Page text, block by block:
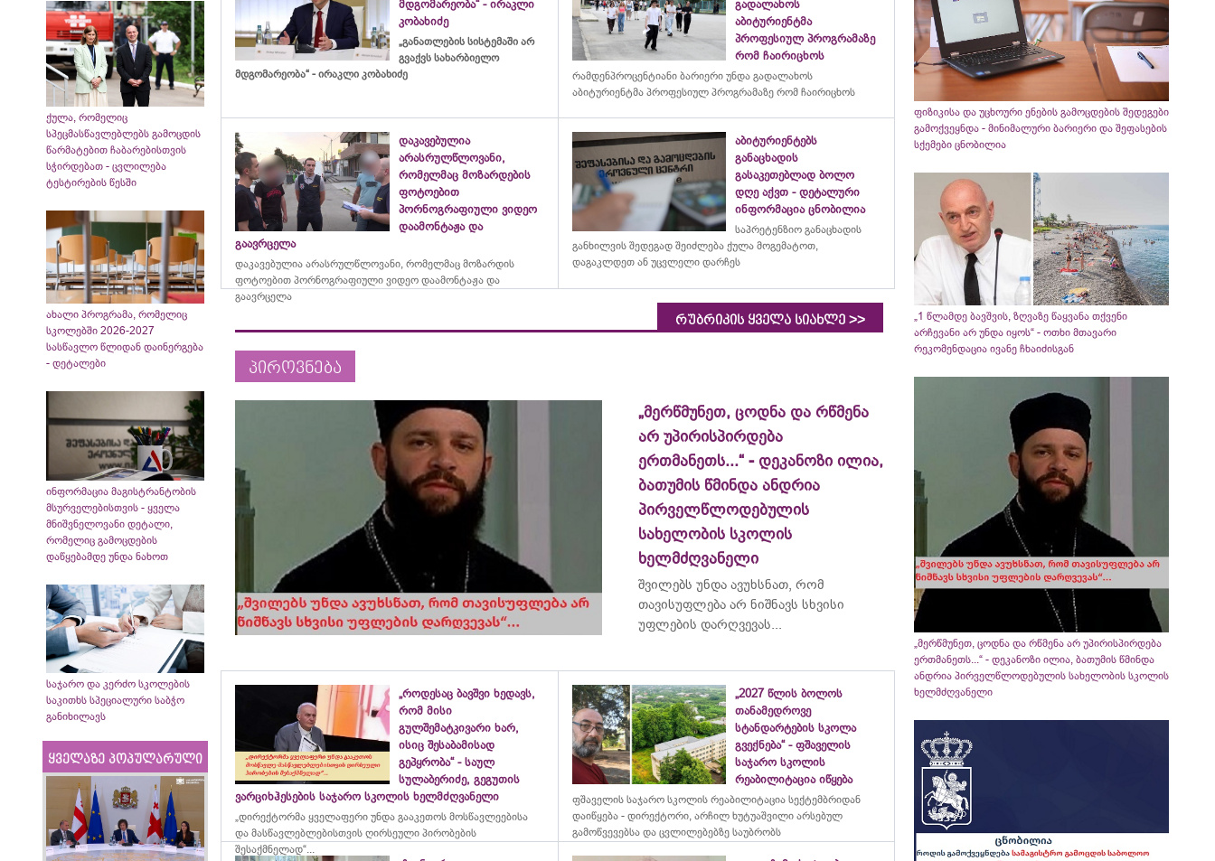
ქულა, რომელიც
სპეცმასწავლებლებს გამოცდის
წარმატებით ჩაბარებისთვის
სჭირდებათ - ცვლილება
ტესტირების წესში
ახალი პროგრამა, რომელიც
სკოლებში 2026-2027
სასწავლო წლიდან დაინერგება
- დეტალები
ინფორმაცია მაგისტრანტობის
მსურველებისთვის - ყველა
მნიშვნელოვანი დეტალი,
რომელიც გამოცდების
დაწყებამდე უნდა ნახოთ
საჯარო და კერძო სკოლების
საკითხს სპეციალური საბჭო
განიხილავს
ყველაზე პოპულარული
მდგომარეობა“ - ირაკლი
კობახიძე
„განათლების სისტემაში არ
გვაქვს სახარბიელო
მდგომარეობა“ - ირაკლი კობახიძე
გადალახოს
აბიტურიენტმა
პროფესიულ პროგრამაზე
რომ ჩაირიცხოს
რამდენპროცენტიანი ბარიერი უნდა გადალახოს
აბიტურიენტმა პროფესიულ პროგრამაზე რომ ჩაირიცხოს
დაკავებულია
არასრულწლოვანი,
რომელმაც მოზარდების
ფოტოებით
პორნოგრაფიული ვიდეო
დაამონტაჟა და
გაავრცელა
დაკავებულია არასრულწლოვანი, რომელმაც მოზარდის
ფოტოებით პორნოგრაფიული ვიდეო დაამონტაჟა და
გაავრცელა
აბიტურიენტებს
განაცხადის
გასაკეთებლად ბოლო
დღე აქვთ - დეტალური
ინფორმაცია ცნობილია
საპრეტენზიო განაცხადის
განხილვის შედეგად შეიძლება ქულა მოგემატოთ,
დაგაკლდეთ ან უცვლელი დარჩეს
რუბრიკის ყველა სიახლე >>
პიროვნება
„მერწმუნეთ, ცოდნა და რწმენა
არ უპირისპირდება
ერთმანეთს...“ - დეკანოზი ილია,
ბათუმის წმინდა ანდრია
პირველწლოდებულის
სახელობის სკოლის
ხელმძღვანელი
შვილებს უნდა ავუხსნათ, რომ
თავისუფლება არ ნიშნავს სხვისი
უფლების დარღვევას...
„როდესაც ბავშვი ხედავს,
რომ მისი
გულშემატკივარი ხარ,
ისიც შესაბამისად
გეპყრობა“ - საულ
სულაბერიძე, გეგუთის
ვარციხჰესების საჯარო სკოლის ხელმძღვანელი
„დირექტორმა ყველაფერი უნდა გააკეთოს მოსწავლეებისა
და მასწავლებლებისთვის ღირსეული პირობების
შესაქმნელად“...
„2027 წლის ბოლოს
თანამედროვე
სტანდარტების სკოლა
გვექნება“ - ფშაველის
საჯარო სკოლის
რეაბილიტაცია იწყება
ფშაველის საჯარო სკოლის რეაბილიტაცია სექტემბრიდან
დაიწყება - დირექტორი, არჩილ ხუტუაშვილი არსებულ
გამოწვევებსა და ცვლილებებზე საუბრობს
ფიზიკისა და უცხოური ენების გამოცდების შედეგები
გამოქვეყნდა - მინიმალური ბარიერი და შეფასების
სქემები ცნობილია
„1 წლამდე ბავშვის, ზღვაზე წაყვანა თქვენი
არჩევანი არ უნდა იყოს“ - ოთხი მთავარი
რეკომენდაცია ივანე ჩხაიძისგან
„მერწმუნეთ, ცოდნა და რწმენა არ უპირისპირდება
ერთმანეთს...“ - დეკანოზი ილია, ბათუმის წმინდა
ანდრია პირველწლოდებულის სახელობის სკოლის
ხელმძღვანელი